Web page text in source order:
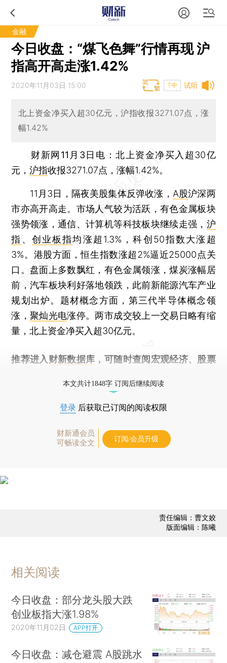
金融
今日收盘：“煤飞色舞”行情再现 沪
指高开高走涨1.42%
试听
2020年11月03日 15:00 T中
北上资金净买入超30亿元，沪指收报3271.07点，涨
幅1.42%
财新网11月3日电 ：北上资金净买入超30亿
元，沪指收报3271.07点，涨幅1.42%。
11月3日，隔夜美股集体反弹收涨， A股沪深两
市亦高开高走。市场人气较为活跃，有色金属板块
强势领涨，通信、计算机等科技板块继续走强， 沪
指 、 创业板指均涨超1.3%，科创50指数大涨超
3%。港股方面，恒生指数涨超2%逼近25000点关
口。盘面上多数飘红，有色金属领涨，煤炭涨幅居
前，汽车板块利好落地领跌，此前新能源汽车产业
规划出炉。题材概念方面，第三代半导体概念领
涨，聚灿光电涨停。两市成交较上一交易日略有缩
量，北上资金净买入超30亿元。
推荐进入 财新数据库 ，可随时查阅宏观经济、股票
本文共计1848字 订阅后继续阅读
登录 后获取已订阅的阅读权限
财新通会员
可畅读全文
订阅/会员升级
责任编辑：曹文姣
版面编辑：陈曦
相关阅读
今日收盘：部分龙头股大跌
创业板指大涨1.98%
2020年11月02日 APP打开
今日收盘：减仓避震 A股跳水